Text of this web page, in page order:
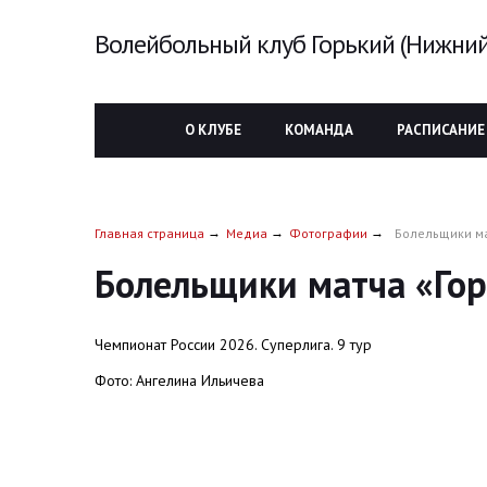
Волейбольный клуб Горький
О КЛУБЕ КОМАНДА
Главная страница Медиа Фотографии Болельщики
Болельщики матча
Чемпионат России 2026. Суперлига. 9 тур
Фото: Ангелина Ильичева